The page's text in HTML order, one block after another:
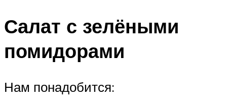
Салат с зелёными
помидорами
Нам понадобится: